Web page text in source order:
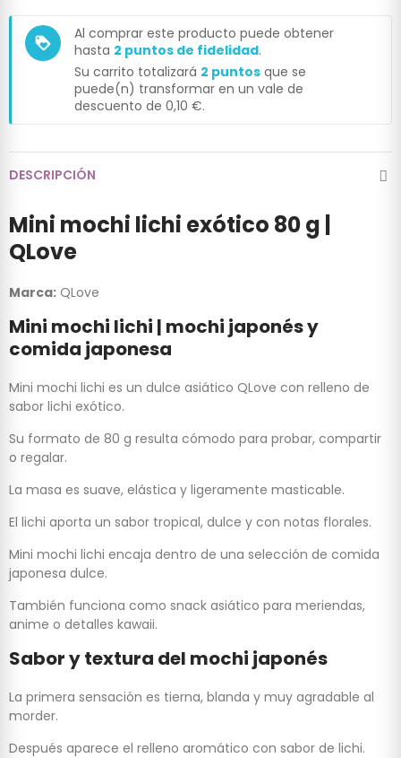
loyalty
Al comprar este producto puede obtener
hasta 2 puntos de fidelidad.
Su carrito totalizará 2 puntos que se
puede(n) transformar en un vale de
descuento de 0,10 €.
DESCRIPCIÓN
Mini mochi lichi exótico 80 g |
QLove
Marca: QLove
Mini mochi lichi | mochi japonés y
comida japonesa
Mini mochi lichi es un dulce asiático QLove con relleno de
sabor lichi exótico.
Su formato de 80 g resulta cómodo para probar, compartir
o regalar.
La masa es suave, elástica y ligeramente masticable.
El lichi aporta un sabor tropical, dulce y con notas florales.
Mini mochi lichi encaja dentro de una selección de comida
japonesa dulce.
También funciona como snack asiático para meriendas,
anime o detalles kawaii.
Sabor y textura del mochi japonés
La primera sensación es tierna, blanda y muy agradable al
morder.
Después aparece el relleno aromático con sabor de lichi.